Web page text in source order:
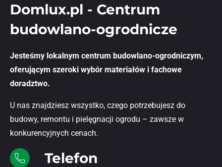
Domlux.pl - Centrum
budowlano-ogrodnicze
Jesteśmy lokalnym centrum budowlano-ogrodniczym,
oferującym szeroki wybór materiałów i fachowe
doradztwo.
U nas znajdziesz wszystko, czego potrzebujesz do
budowy, remontu i pielęgnacji ogrodu – zawsze w
konkurencyjnych cenach.
Telefon